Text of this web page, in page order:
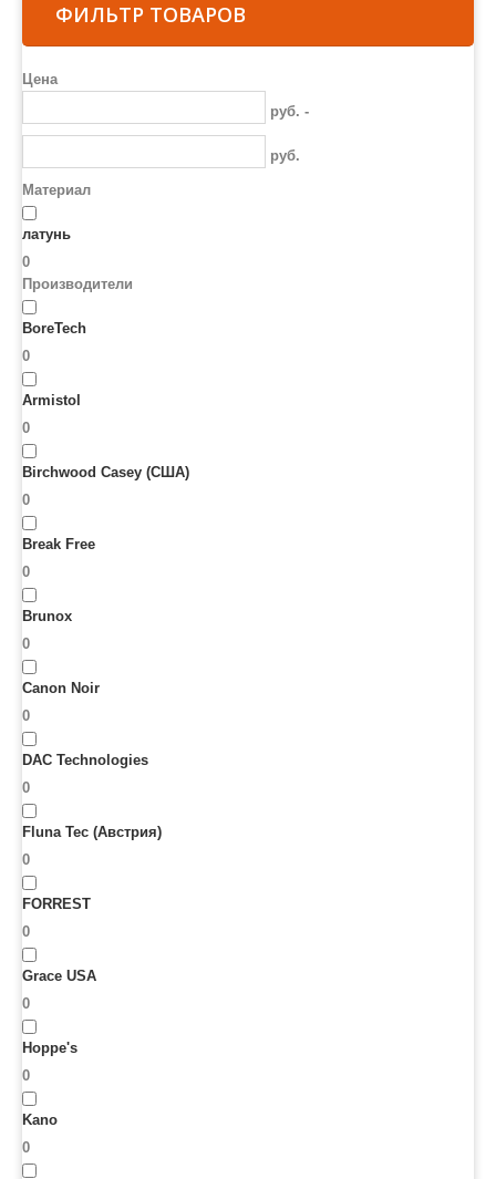
ФИЛЬТР ТОВАРОВ
Цена
руб. -
руб.
Материал
латунь
0
Производители
BoreTech
0
Armistol
0
Birchwood Casey (США)
0
Break Free
0
Brunox
0
Canon Noir
0
DAC Technologies
0
Fluna Tec (Австрия)
0
FORREST
0
Grace USA
0
Hoppe's
0
Kano
0